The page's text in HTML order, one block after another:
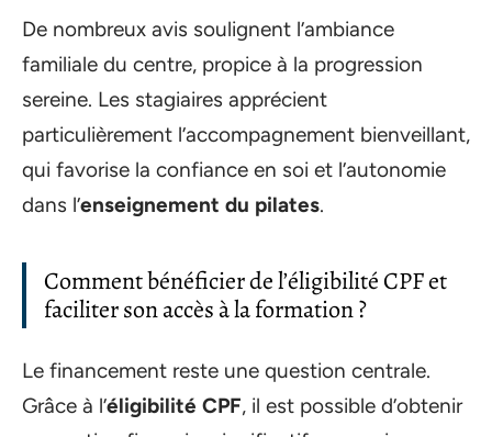
De nombreux avis soulignent l’ambiance
familiale du centre, propice à la progression
sereine. Les stagiaires apprécient
particulièrement l’accompagnement bienveillant,
qui favorise la confiance en soi et l’autonomie
dans l’enseignement du pilates.
Comment bénéficier de l’éligibilité CPF et
faciliter son accès à la formation ?
Le financement reste une question centrale.
Grâce à l’éligibilité CPF, il est possible d’obtenir